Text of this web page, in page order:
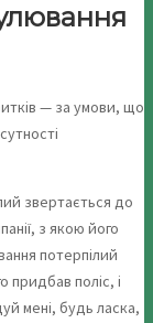
— за умови, що
звертається до
з якою його
потерпілий
придбав поліс, і
мені, будь ласка,